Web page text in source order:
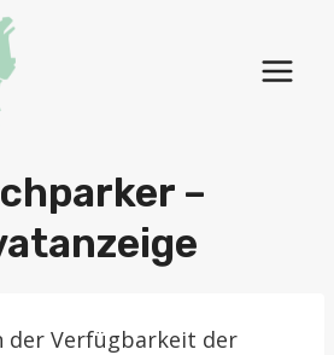
–
der Verfügbarkeit der